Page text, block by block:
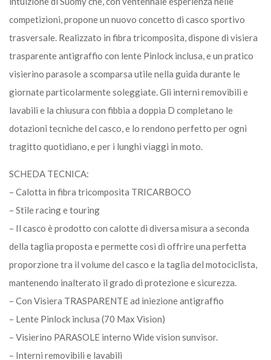
competizioni, propone un nuovo concetto di casco sportivo
trasversale. Realizzato in fibra tricomposita, dispone di visiera
trasparente antigraffio con lente Pinlock inclusa, e un pratico
visierino parasole a scomparsa utile nella guida durante le
giornate particolarmente soleggiate. Gli interni removibili e
lavabili e la chiusura con fibbia a doppia D completano le
dotazioni tecniche del casco, e lo rendono perfetto per ogni
tragitto quotidiano, e per i lunghi viaggi in moto.
SCHEDA TECNICA:
– Calotta in fibra tricomposita TRICARBOCO
– Stile racing e touring
– Il casco è prodotto con calotte di diversa misura a seconda
della taglia proposta e permette così di offrire una perfetta
proporzione tra il volume del casco e la taglia del motociclista,
mantenendo inalterato il grado di protezione e sicurezza.
– Con Visiera TRASPARENTE ad iniezione antigraffio
– Lente Pinlock inclusa (70 Max Vision)
– Visierino PARASOLE interno Wide vision sunvisor.
– Interni removibili e lavabili